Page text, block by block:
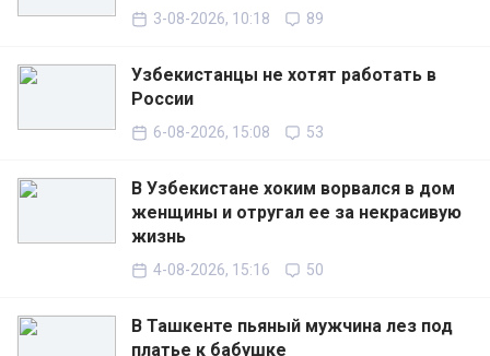
3-08-2026, 10:18 89
Узбекистанцы не хотят работать в
России
6-08-2026, 15:08 53
В Узбекистане хоким ворвался в дом
женщины и отругал ее за некрасивую
жизнь
4-08-2026, 15:16 50
В Ташкенте пьяный мужчина лез под
платье к бабушке